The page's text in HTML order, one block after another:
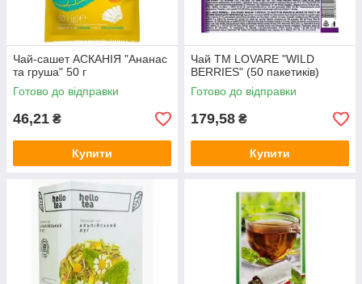
Чай-сашет АСКАНІЯ "Ананас
та груша" 50 г
Готово до відправки
46,21 ₴
Купити
Чай TM LOVARE "WILD
BERRIES" (50 пакетиків)
Готово до відправки
179,58 ₴
Купити